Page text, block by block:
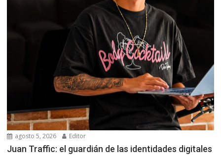
agosto 5, 2026 Editor
Juan Traffic: el guardián de las identidades digitales